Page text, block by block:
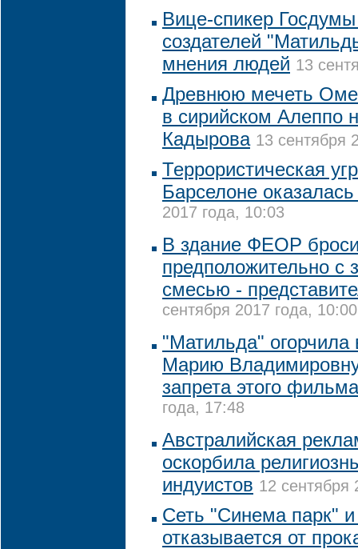
Вице-спикер
создателей
мнения людей 13
Древнюю мечеть
в сирийском Алеппо
Кадырова 13 сентября
Террористическая
Барселоне
2017 года, 10:03
В здание ФЕОР
предположительно с
смесью -
сентября 2017 года, 10:00
"Матильда" огорчила
Марию
запрета этого фильма
года, 17:48
Австралийская
оскорбила
индуистов 12 сентября
Сеть "Синема парк"
отказывается от